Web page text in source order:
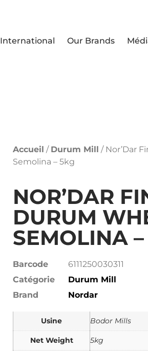
International Our Brands
Accueil / Durum Mill / Nor’Dar
Semolina – 5kg
NOR’DAR
DURUM
SEMOLINA –
Barcode
6111250030311
Catégorie
Durum Mill
Brand
Nordar
Usine Bodor Mills
Net Weight 5kg